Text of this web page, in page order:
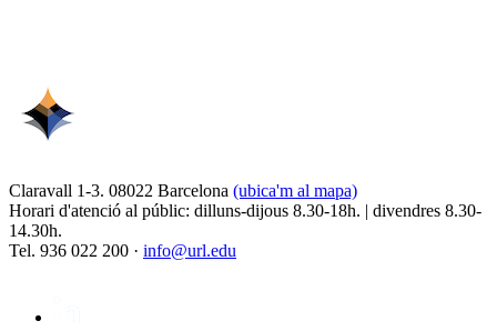
Claravall 1-3. 08022 Barcelona (ubica'm al mapa)
Horari d'atenció al públic: dilluns-dijous 8.30-18h. | divendres 8.30-
14.30h.
Tel. 936 022 200 · info@url.edu